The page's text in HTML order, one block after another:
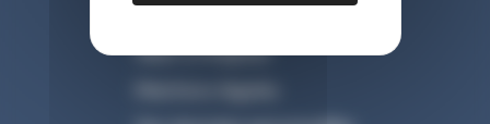
Venir à l’hôpital